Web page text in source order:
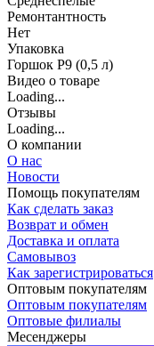
Ремонтантность
Нет
Упаковка
Горшок Р9 (0,5 л)
Видео о товаре
Loading...
Отзывы
Loading...
О компании
О нас
Новости
Помощь покупателям
Как сделать заказ
Возврат и обмен
Доставка и оплата
Самовывоз
Как зарегистрироваться
Оптовым покупателям
Оптовым покупателям
Оптовые филиалы
Месенджеры